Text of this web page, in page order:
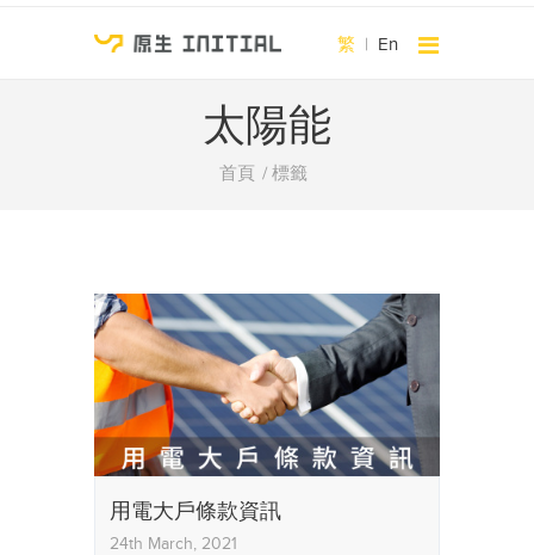
繁 | En
太陽能
首頁 標籤
用電大戶條款資訊
24th March, 2021